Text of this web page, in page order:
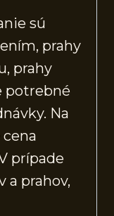
sú
prahy
prahy
potrebné
Na
prípade
a prahov,